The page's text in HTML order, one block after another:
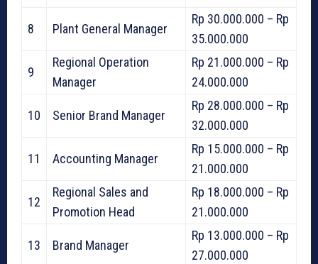
8 Plant General Manager
Rp 30.000.000 – Rp
35.000.000
9
Regional Operation
Manager
Rp 21.000.000 – Rp
24.000.000
10 Senior Brand Manager
Rp 28.000.000 – Rp
32.000.000
11 Accounting Manager
Rp 15.000.000 – Rp
21.000.000
12
Regional Sales and
Promotion Head
Rp 18.000.000 – Rp
21.000.000
13 Brand Manager
Rp 13.000.000 – Rp
27.000.000